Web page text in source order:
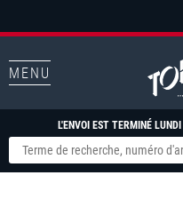
MENU
L'ENVOI EST TERMINÉ LUNDI